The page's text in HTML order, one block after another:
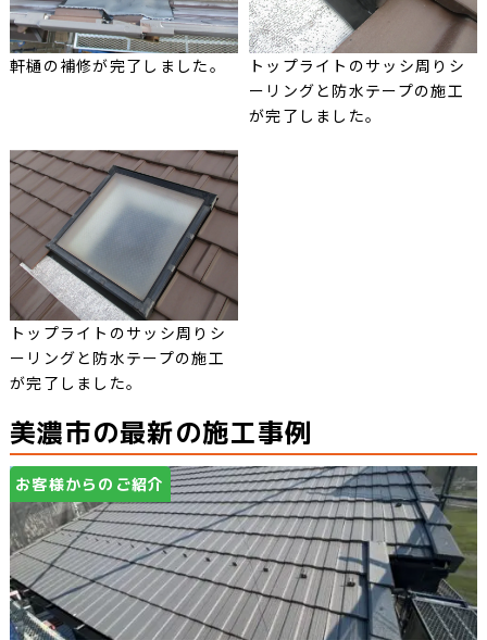
軒樋の補修が完了しました。
トップライトのサッシ周りシ
ーリングと防水テープの施工
が完了しました。
トップライトのサッシ周りシ
ーリングと防水テープの施工
が完了しました。
美濃市の最新の施工事例
お客様からのご紹介